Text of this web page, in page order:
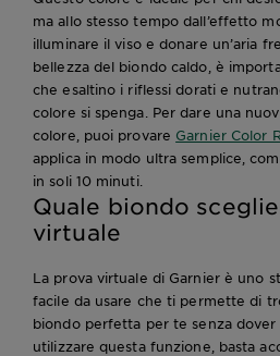
ma allo stesso tempo dall’effetto
illuminare il viso e donare un’aria
bellezza del biondo caldo, è
che esaltino i riflessi dorati e
colore si spenga. Per dare una
colore, puoi provare Garnier Color
applica in modo ultra semplice,
in soli 10 minuti.
Quale biondo
virtuale
La prova virtuale di Garnier è uno
facile da usare che ti permette di
biondo perfetta per te senza
utilizzare questa funzione, basta